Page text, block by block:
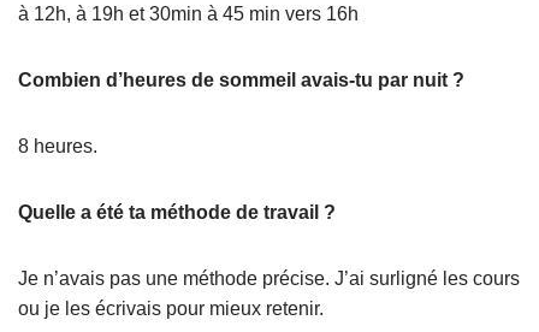
à 12h, à 19h et 30min à 45 min vers 16h
Combien d’heures de sommeil avais-tu par nuit ?
8 heures.
Quelle a été ta méthode de travail ?
Je n’avais pas une méthode précise. J’ai surligné les cours
ou je les écrivais pour mieux retenir.